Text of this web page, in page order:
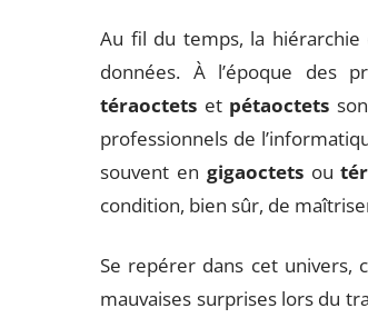
Au fil du temps, la hiérarchie
données. À l’époque des
téraoctets et pétaoctets
professionnels de
souvent en gigaoctetsou
condition, bien sûr, de
Se repérer dans cet univers,
mauvaises surprises lors du